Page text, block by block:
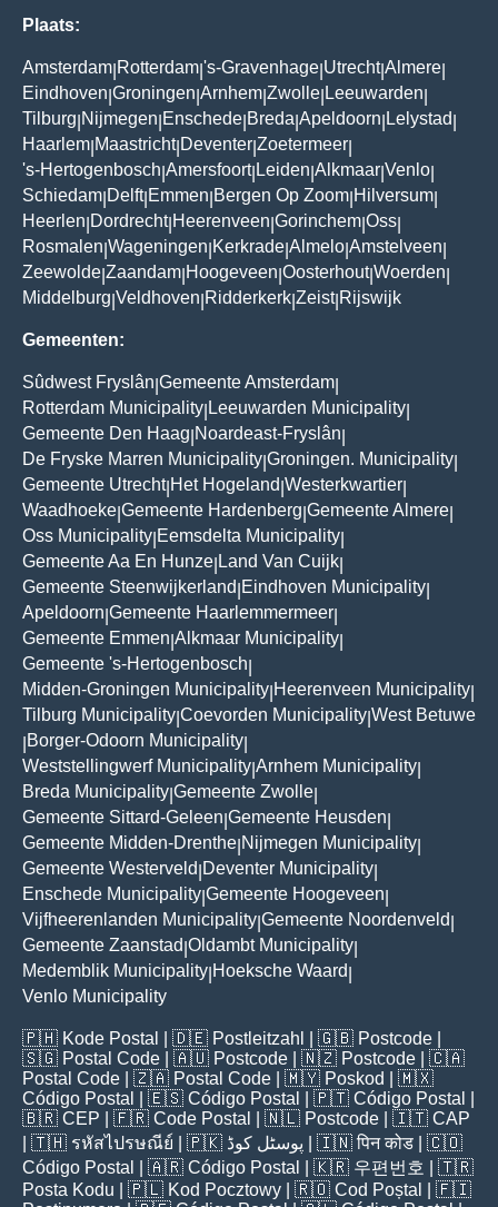
Plaats:
Amsterdam Rotterdam 's-Gravenhage Utrecht|Almere
Eindhoven Groningen Arnhem Zwolle Leeuwarden
Tilburg Nijmegen Enschede Breda Apeldoorn Lelystad
Haarlem Maastricht| Deventer Zoetermeer
's-Hertogenbosch Amersfoort| Leiden Alkmaar Venlo
Schiedam Delft| Emmen Bergen Op Zoom Hilversum
Heerlen Dordrecht| Heerenveen Gorinchem Oss
Rosmalen Wageningen Kerkrade Almelo Amstelveen
Zeewolde Zaandam Hoogeveen Oosterhout|Woerden
Middelburg Veldhoven Ridderkerk Zeist| Rijswijk
Gemeenten:
Sûdwest Fryslân Gemeente Amsterdam
Rotterdam Municipality Leeuwarden Municipality
Gemeente Den Haag Noardeast-Fryslân
De Fryske Marren Municipality Groningen. Municipality
Gemeente Utrecht| Het Hogeland Westerkwartier
Waadhoeke Gemeente Hardenberg Gemeente Almere
Oss Municipality Eemsdelta Municipality
Gemeente Aa En Hunze Land Van Cuijk
Gemeente Steenwijkerland Eindhoven Municipality
Apeldoorn Gemeente Haarlemmermeer
Gemeente Emmen Alkmaar Municipality
Gemeente 's-Hertogenbosch
Midden-Groningen Municipality Heerenveen Municipality
Tilburg Municipality Coevorden Municipality West Betuwe
Borger-Odoorn Municipality
Weststellingwerf Municipality Arnhem Municipality
Breda Municipality Gemeente Zwolle
Gemeente Sittard-Geleen Gemeente Heusden
Gemeente Midden-Drenthe Nijmegen Municipality
Gemeente Westerveld Deventer Municipality
Enschede Municipality Gemeente Hoogeveen
Vijfheerenlanden Municipality Gemeente Noordenveld
Gemeente Zaanstad Oldambt Municipality
Medemblik Municipality Hoeksche Waard
Venlo Municipality
🇵🇭 Kode Postal | 🇩🇪 Postleitzahl | 🇬🇧 Postcode
🇸🇬 Postal Code | 🇦🇺 Postcode | 🇳🇿 Postcode | 🇨🇦
Postal Code | 🇿🇦 Postal Code | 🇲🇾 Poskod
| 🇲🇽
Código Postal
| 🇪🇸 Código Postal | 🇵🇹 Código Postal
🇧🇷 CEP | 🇫🇷 Code Postal | 🇳🇱 Postcode | 🇮🇹 CAP
| 🇹🇭 รหัสไปรษณีย์ | 🇵🇰 پوسٹل کوڈ | 🇮🇳पिन कोड | 🇨🇴
Código Postal
| 🇦🇷 Código Postal | 🇰🇷 우편번호
| 🇹🇷
Posta Kodu | 🇵🇱 Kod Pocztowy | 🇷🇴 Cod Poștal
| 🇫🇮